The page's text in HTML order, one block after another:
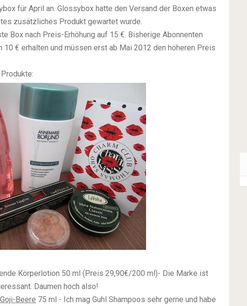
für April an. Glossybox hatte den Versand der Boxen etwas
zusätzliches Produkt gewartet wurde.
Box nach Preis-Erhöhung auf 15 €. Bisherige Abonnenten
€ erhalten und müssen erst ab Mai 2012 den höheren Preis
Körperlotion 50 ml (Preis 29,90€/200 ml)- Die Marke ist
Daumen hoch also!
Beere 75 ml - Ich mag Guhl Shampoos sehr gerne und habe